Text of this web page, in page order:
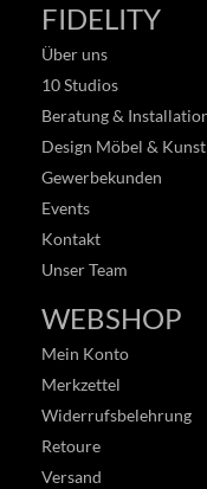
FIDELITY
Über uns
10 Studios
Beratung &
Design Möbel & Kunst
Gewerbekunden
Events
Kontakt
Unser Team
WEBSHOP
Mein Konto
Merkzettel
Widerrufsbelehrung
Retoure
Versand